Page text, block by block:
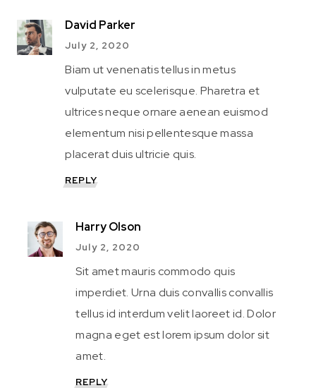
David Parker
July 2, 2020
Biam ut venenatis tellus in metus
vulputate eu scelerisque. Pharetra et
ultrices neque ornare aenean euismod
elementum nisi pellentesque massa
placerat duis ultricie quis.
REPLY
Harry Olson
July 2, 2020
Sit amet mauris commodo quis
imperdiet. Urna duis convallis convallis
tellus id interdum velit laoreet id. Dolor
magna eget est lorem ipsum dolor sit
amet.
REPLY